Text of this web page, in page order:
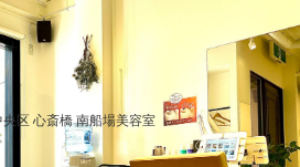
区 心斎橋 南船場美容室